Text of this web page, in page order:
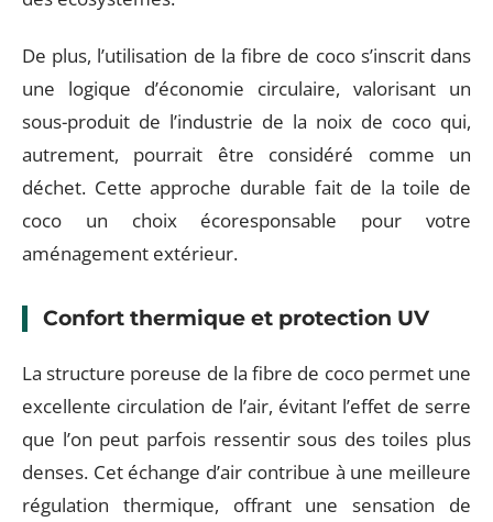
De plus, l’utilisation de la fibre de coco s’inscrit dans
une logique d’économie circulaire, valorisant un
sous-produit de l’industrie de la noix de coco qui,
autrement, pourrait être considéré comme un
déchet. Cette approche durable fait de la toile de
coco un choix écoresponsable pour votre
aménagement extérieur.
Confort thermique et protection UV
La structure poreuse de la fibre de coco permet une
excellente circulation de l’air, évitant l’effet de serre
que l’on peut parfois ressentir sous des toiles plus
denses. Cet échange d’air contribue à une meilleure
régulation thermique, offrant une sensation de